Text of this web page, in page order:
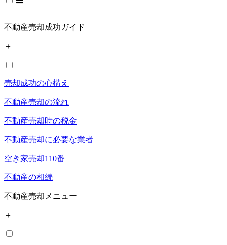
不動産売却成功ガイド
＋
売却成功の心構え
不動産売却の流れ
不動産売却時の税金
不動産売却に必要な業者
空き家売却110番
不動産の相続
不動産売却メニュー
＋